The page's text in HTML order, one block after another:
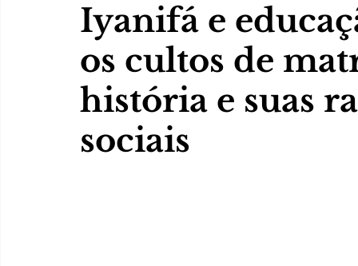
Iyanifá e
os cultos de
história e suas
sociais